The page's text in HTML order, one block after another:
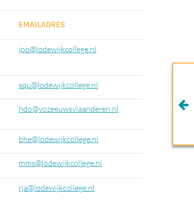
EMAILADRES
ipo@lodewijkcollege.nl
squ@lodewijkcollege.nl
hdo@vozeeuwsvlaanderen.nl
bhe@lodewijkcollege.nl
mms@lodewijkcollege.nl
rja@lodewijkcollege.nl